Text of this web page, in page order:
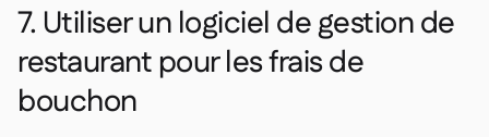
7. Utiliser un logiciel de gestion de
restaurant pour les frais de
bouchon